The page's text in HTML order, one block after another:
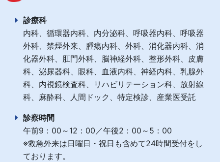
診療科
内科、循環器内科、内分泌科、呼吸器内科、呼吸器
外科、禁煙外来、腫瘍内科、外科、消化器内科、消
化器外科、肛門外科、脳神経外科、整形外科、皮膚
科、泌尿器科、眼科、血液内科、神経内科、乳腺外
科、内視鏡検査科、リハビリテーション科、放射線
科、麻酔科、人間ドック、特定検診、産業医受託
診察時間
午前9：00～12：00／午後2：00～5：00
※救急外来は日曜日・祝日も含めて24時間受付をし
ております。